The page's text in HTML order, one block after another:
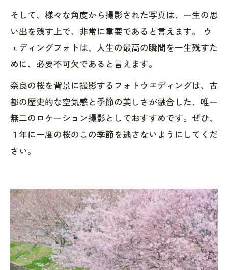
そして、様々な角度から撮影された写真は、一生の思
い出を残す上で、非常に重要であると言えます。 ウ
ェディングフォトは、人生の最高の瞬間を一生残すた
めに、必要不可欠であると言えます。
奈良の桜を背景に撮影するフォトウエディングは、古
都の歴史的な空気感と季節の美しさが融合した、唯一
無二のロケーション撮影としておすすめです。ぜひ、
１年に一度の桜のこの季節を逃さないようにしてくだ
さい。